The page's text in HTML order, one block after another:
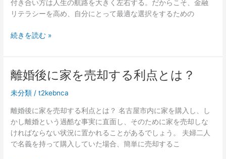
付き合い方は人生の航路を大きく左右する。だからこそ、金融
リテラシーを高め、自分にとって最適な選択をするための
お
と
人
生
の
差
点：
予
測
続きを読む »
離婚後に家を売却する利点とは？
未分類 /t2kebnca
離婚後に家を売却する利点とは？ 名古屋市内に家を購入し、し
かし離婚という過酷な事実に直面し、そのために家を売却しな
ければならない状況に置かれることがあるでしょう。 夫婦二人
で名義を持って購入していた場合、簡単に売却するこ